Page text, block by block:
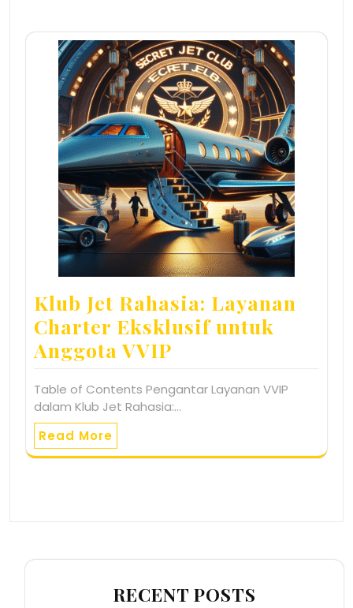
Klub Jet Rahasia: Layanan
Charter Eksklusif untuk
Anggota VVIP
Table of Contents Pengantar Layanan VVIP
dalam Klub Jet Rahasia:…
Read More
RECENT POSTS